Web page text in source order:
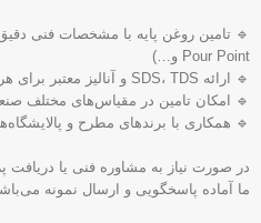
Pour Point و…)
🔹 ارائه SDS، TDS و آنالیز معتبر برای هر محموله
🔹 امکان تامین در مقیاس‌های مختلف
🔹 همکاری با برندهای مطرح و
در صورت نیاز به مشاوره فنی یا دریافت
ما آماده پاسخگویی و ارسال نمونه